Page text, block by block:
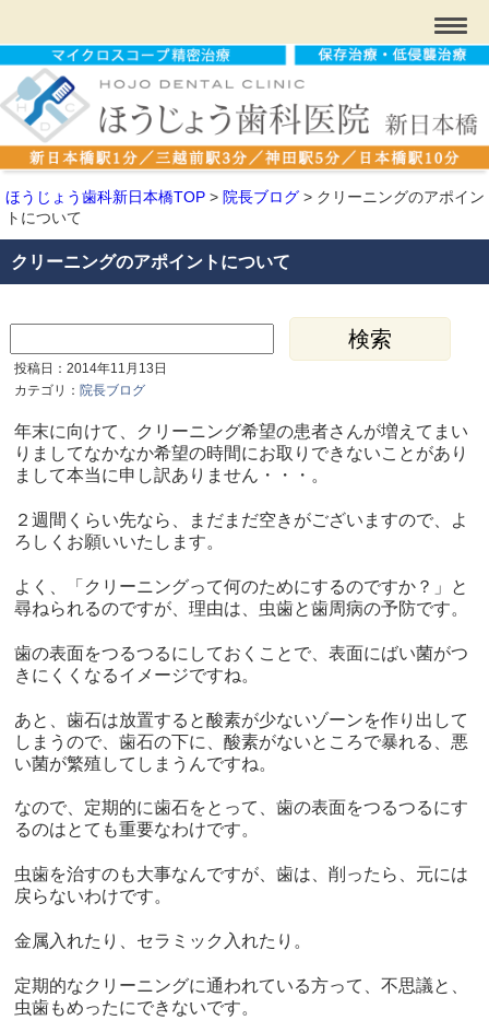
ほうじょう歯科新日本橋TOP > 院長ブログ > クリーニングのアポイン
トについて
クリーニングのアポイントについて
投稿日：2014年11月13日
カテゴリ： 院長ブログ
年末に向けて、クリーニング希望の患者さんが増えてまい
りましてなかなか希望の時間にお取りできないことがあり
まして本当に申し訳ありません・・・。
２週間くらい先なら、まだまだ空きがございますので、よ
ろしくお願いいたします。
よく、「クリーニングって何のためにするのですか？」と
尋ねられるのですが、理由は、虫歯と歯周病の予防です。
歯の表面をつるつるにしておくことで、表面にばい菌がつ
きにくくなるイメージですね。
あと、歯石は放置すると酸素が少ないゾーンを作り出して
しまうので、歯石の下に、酸素がないところで暴れる、悪
い菌が繁殖してしまうんですね。
なので、定期的に歯石をとって、歯の表面をつるつるにす
るのはとても重要なわけです。
虫歯を治すのも大事なんですが、歯は、削ったら、元には
戻らないわけです。
金属入れたり、セラミック入れたり。
定期的なクリーニングに通われている方って、不思議と、
虫歯もめったにできないです。